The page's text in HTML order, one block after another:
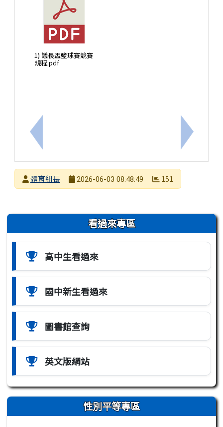
上一筆：2026第二屆元智盃全國分齡短水道游泳錦標
1) 議長盃籃球賽競賽
規程.pdf
下一筆：
發布者
體育組長
2026-06-03 08:48:49 151
左邊區域內容 看過來專區
高中生看過來
國中新生看過來
圖書館查詢
英文版網站
性別平等專區